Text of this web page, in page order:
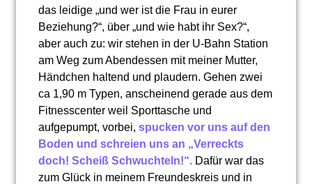
das leidige „und wer ist die Frau in eurer
Beziehung?“, über „und wie habt ihr Sex?“,
aber auch zu: wir stehen in der U-Bahn Station
am Weg zum Abendessen mit meiner Mutter,
Händchen haltend und plaudern. Gehen zwei
ca 1,90 m Typen, anscheinend gerade aus dem
Fitnesscenter weil Sporttasche und
aufgepumpt, vorbei, spucken vor uns auf den
Boden und schreien uns an „Verreckts
doch! Scheiß Schwuchteln!“. Dafür war das
zum Glück in meinem Freundeskreis und in